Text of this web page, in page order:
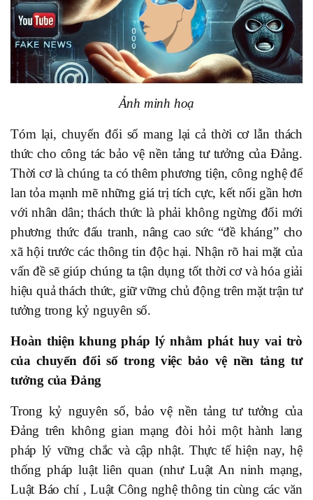
Ảnh minh hoạ
Tóm lại, chuyển đổi số mang lại cả thời cơ lẫn thách
thức cho công tác bảo vệ nền tảng tư tưởng của Đảng.
Thời cơ là chúng ta có thêm phương tiện, công nghệ để
lan tỏa mạnh mẽ những giá trị tích cực, kết nối gần hơn
với nhân dân; thách thức là phải không ngừng đổi mới
phương thức đấu tranh, nâng cao sức “đề kháng” cho
xã hội trước các thông tin độc hại. Nhận rõ hai mặt của
vấn đề sẽ giúp chúng ta tận dụng tốt thời cơ và hóa giải
hiệu quả thách thức, giữ vững chủ động trên mặt trận tư
tưởng trong kỷ nguyên số.
Hoàn thiện khung pháp lý nhằm phát huy vai trò
của chuyển đổi số trong việc bảo vệ nền tảng tư
tưởng của Đảng
Trong kỷ nguyên số, bảo vệ nền tảng tư tưởng của
Đảng trên không gian mạng đòi hỏi một hành lang
pháp lý vững chắc và cập nhật. Thực tế hiện nay, hệ
thống pháp luật liên quan (như Luật An ninh mạng,
Luật Báo chí , Luật Công nghệ thông tin cùng các văn